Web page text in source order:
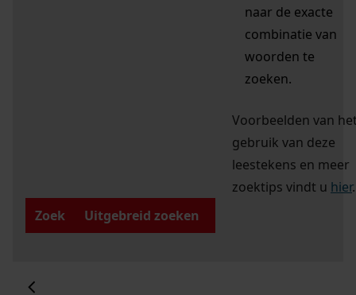
naar de exacte
combinatie van
woorden te
zoeken.
Voorbeelden van
gebruik van deze
leestekens en meer
zoektips vindt u hier.
Zoek
Uitgebreid zoeken